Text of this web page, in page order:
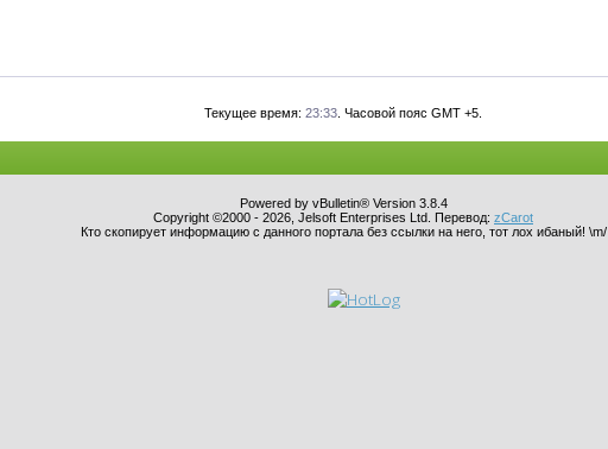
Текущее время: 23:33. Часовой пояс GMT +5.
Powered by vBulletin® Version 3.8.4
Copyright ©2000 - 2026, Jelsoft Enterprises Ltd. Перевод: zCarot
Кто скопирует информацию с данного портала без ссылки на него, тот лох ибаный! \m/